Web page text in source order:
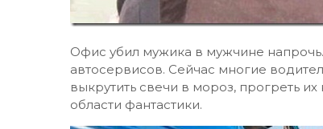
Офис убил мужика в мужчине
автосервисов. Сейчас многие
выкрутить свечи в мороз, прогреть
области фантастики.